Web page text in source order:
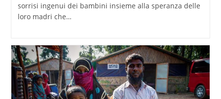
sorrisi ingenui dei bambini insieme alla speranza delle
loro madri che…